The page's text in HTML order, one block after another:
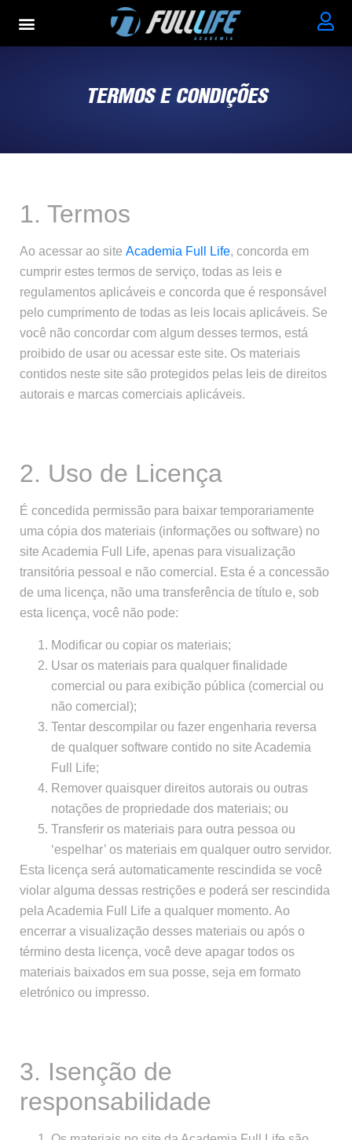
TERMOS E CONDIÇÕES
1. Termos
Ao acessar ao site Academia Full Life, concorda em
cumprir estes termos de serviço, todas as leis e
regulamentos aplicáveis e concorda que é responsável
pelo cumprimento de todas as leis locais aplicáveis. Se
você não concordar com algum desses termos, está
proibido de usar ou acessar este site. Os materiais
contidos neste site são protegidos pelas leis de direitos
autorais e marcas comerciais aplicáveis.
2. Uso de Licença
É concedida permissão para baixar temporariamente
uma cópia dos materiais (informações ou software) no
site Academia Full Life, apenas para visualização
transitória pessoal e não comercial. Esta é a concessão
de uma licença, não uma transferência de título e, sob
esta licença, você não pode:
Modificar ou copiar os materiais;
Usar os materiais para qualquer finalidade
comercial ou para exibição pública (comercial ou
não comercial);
Tentar descompilar ou fazer engenharia reversa
de qualquer software contido no site Academia
Full Life;
Remover quaisquer direitos autorais ou outras
notações de propriedade dos materiais; ou
Transferir os materiais para outra pessoa ou
‘espelhar’ os materiais em qualquer outro servidor.
Esta licença será automaticamente rescindida se você
violar alguma dessas restrições e poderá ser rescindida
pela Academia Full Life a qualquer momento. Ao
encerrar a visualização desses materiais ou após o
término desta licença, você deve apagar todos os
materiais baixados em sua posse, seja em formato
eletrónico ou impresso.
3. Isenção de
responsabilidade